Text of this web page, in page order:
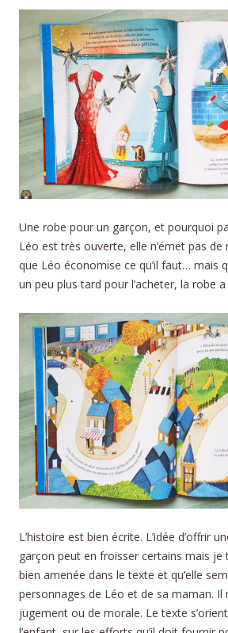
Une robe pour un garçon, et pourquoi
Léo est très ouverte, elle n’émet pas
que Léo économise ce qu’il faut… mais
un peu plus tard pour l’acheter, la robe a
L’histoire est bien écrite. L’idée d’offrir
garçon peut en froisser certains mais je
bien amenée dans le texte et qu’elle
personnages de Léo et de sa maman. Il
jugement ou de morale. Le texte